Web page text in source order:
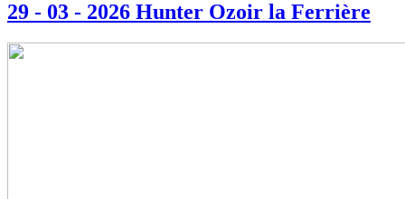
29 - 03 - 2026 Hunter Ozoir la Ferrière